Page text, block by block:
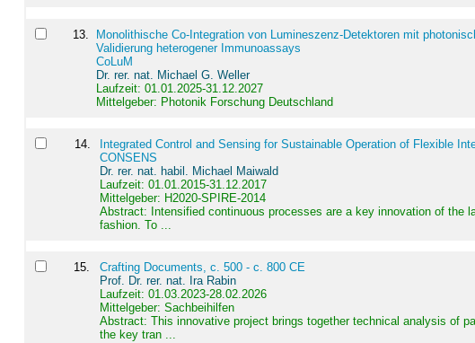
13.
Monolithische Co-Integration von Lumineszenz-Detektoren mit
Validierung heterogener Immunoassays
CoLuM
Dr. rer. nat. Michael G. Weller
Laufzeit: 01.01.2025-31.12.2027
Mittelgeber: Photonik Forschung Deutschland
14.
Integrated Control and Sensing for Sustainable Operation of Flexible
CONSENS
Dr. rer. nat. habil. Michael Maiwald
Laufzeit: 01.01.2015-31.12.2017
Mittelgeber: H2020-SPIRE-2014
Abstract: Intensified continuous processes are a key innovation of
fashion. To ...
15.
Crafting Documents, c. 500 - c. 800 CE
Prof. Dr. rer. nat. Ira Rabin
Laufzeit: 01.03.2023-28.02.2026
Mittelgeber: Sachbeihilfen
Abstract: This innovative project brings together technical analysis of
the key tran ...